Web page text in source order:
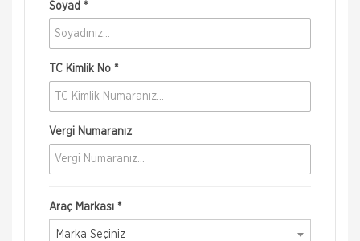
Soyad *
TC Kimlik No *
Vergi Numaranız
Araç Markası *
Marka Seçiniz